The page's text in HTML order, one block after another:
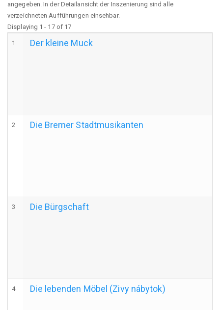
angegeben. In der Detailansicht der Inszenierung sind alle
verzeichneten Aufführungen einsehbar.
Displaying 1 - 17 of 17
1 Der kleine Muck
2 Die Bremer Stadtmusikanten
3 Die Bürgschaft
4 Die lebenden Möbel (Zivy nábytok)